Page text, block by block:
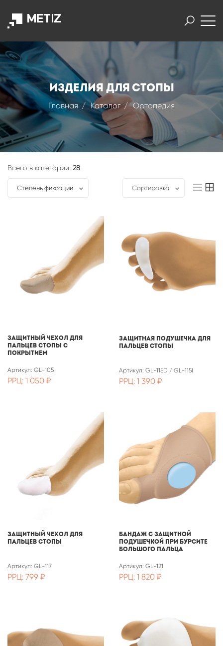
Изделия для стопы
Главная Каталог Ортопедия
Всего в категории: 28
Степень фиксации Сортировка
Защитный чехол для
пальцев стопы с
покрытием
Артикул: GL-105
РРЦ: 1 050 ₽
Защитная подушечка для
пальцев стопы
Артикул: GL-115D / GL-115I
РРЦ: 1 390 ₽
Защитный чехол для
пальцев стопы
Артикул: GL-117
РРЦ: 799 ₽
Бандаж с защитной
подушечкой при бурсите
большого пальца
Артикул: GL-121
РРЦ: 1 820 ₽